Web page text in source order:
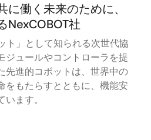
に働く未来のために、
NexCOBOT社
ト」として知られる次世代協
ジュールやコントローラを提
先進的コボットは、世界中の
をもたらすとともに、機能安
ます。